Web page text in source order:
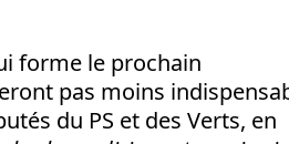
forme le prochain
pas moins
du PS et des Verts, en